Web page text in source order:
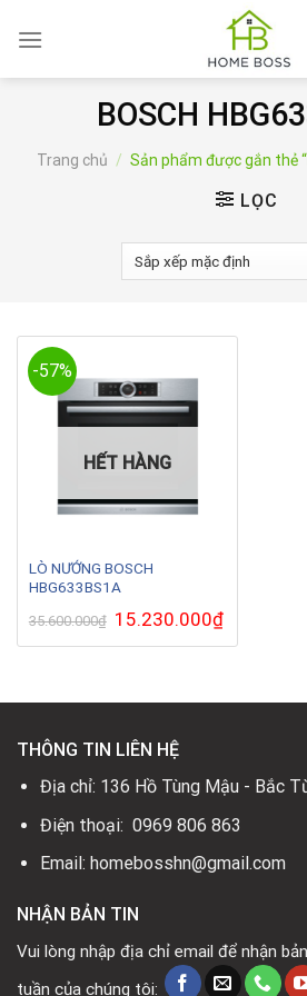
BOSCH
Trang chủ / Sản phẩm được gắn thẻ
LỌC
-57%
HẾT HÀNG
LÒ NƯỚNG BOSCH
HBG633BS1A
35.600.000₫ Giá
gốc
là:
15.230.000₫Giá
hiện
tại
THÔNG TIN LIÊN HỆ
Địa chỉ: 136 Hồ Tùng Mậu - Bắc
Điện thoại: 0969 806 863
Email: homebosshn@gmail.com
NHẬN BẢN TIN
Vui lòng nhập địa chỉ email để nhận
tuần của chúng tôi: